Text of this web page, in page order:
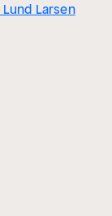
Larsen